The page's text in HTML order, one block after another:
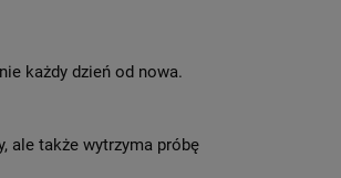
każdy dzień od nowa.
ale także wytrzyma próbę